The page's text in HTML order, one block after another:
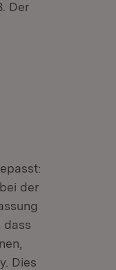
Der
der
dass
Dies